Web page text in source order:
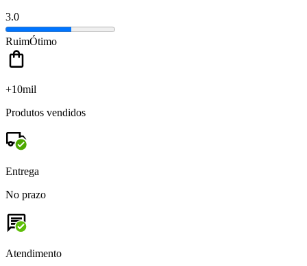
3.0
RuimÓtimo
+10mil
Produtos vendidos
Entrega
No prazo
Atendimento